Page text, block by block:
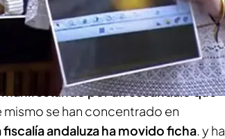
han sido manipuladas. La tensión
informaTania Sánchez Mancha
por un escándalo que
mismo se han concentrado en
fiscalía andaluza ha movido ficha. y ha